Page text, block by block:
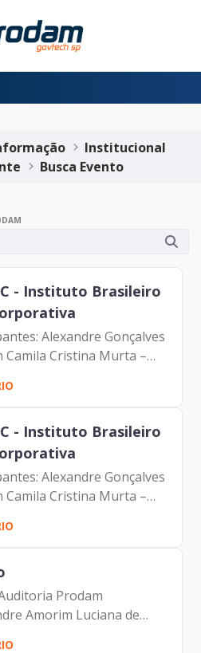
Institucional
Busca Evento
- Instituto Brasileiro
Alexandre Gonçalves
Camila Cristina Murta –
Lima Souza Rocha –
Barreto – Prodam
- Instituto Brasileiro
Alexandre Gonçalves
Camila Cristina Murta –
Lima Souza Rocha –
Barreto – Prodam
Prodam
Amorim Luciana de